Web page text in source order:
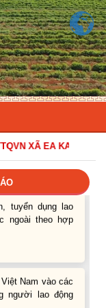
năm học 2026-
tuyển dụng lao
ngoài theo hợp
Nam vào các
người lao động